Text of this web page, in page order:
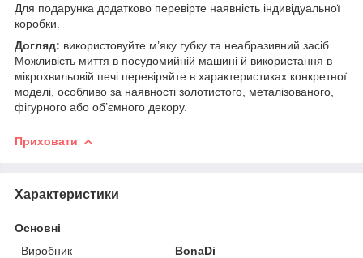
Для подарунка додатково перевірте наявність індивідуальної
коробки.
Догляд: використовуйте м’яку губку та неабразивний засіб.
Можливість миття в посудомийній машині й використання в
мікрохвильовій печі перевіряйте в характеристиках конкретної
моделі, особливо за наявності золотистого, металізованого,
фігурного або об’ємного декору.
Приховати
Характеристики
Основні
Виробник
BonaDi